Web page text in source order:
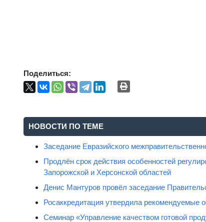
Поделиться:
НОВОСТИ ПО ТЕМЕ
Заседание Евразийского
Продлён срок действия особенностей
Запорожской и Херсонской областей
Денис Мантуров провёл заседание
Росаккредитация утвердила рекомендуемые
Семинар «Управление качеством готовой